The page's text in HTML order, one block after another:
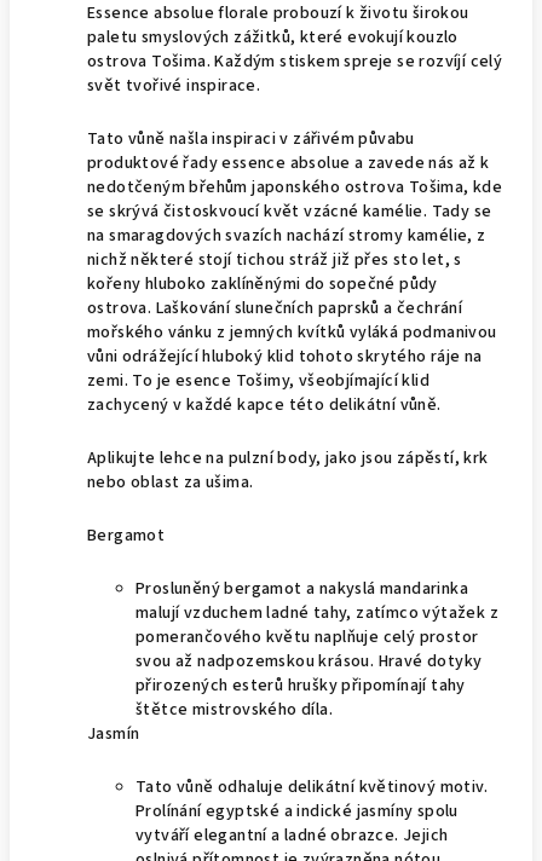
Essence absolue florale probouzí k životu širokou
paletu smyslových zážitků, které evokují kouzlo
ostrova Tošima. Každým stiskem spreje se rozvíjí celý
svět tvořivé inspirace.
Tato vůně našla inspiraci v zářivém půvabu
produktové řady essence absolue a zavede nás až k
nedotčeným břehům japonského ostrova Tošima, kde
se skrývá čistoskvoucí květ vzácné kamélie. Tady se
na smaragdových svazích nachází stromy kamélie, z
nichž některé stojí tichou stráž již přes sto let, s
kořeny hluboko zaklíněnými do sopečné půdy
ostrova. Laškování slunečních paprsků a čechrání
mořského vánku z jemných kvítků vyláká podmanivou
vůni odrážející hluboký klid tohoto skrytého ráje na
zemi. To je esence Tošimy, všeobjímající klid
zachycený v každé kapce této delikátní vůně.
Aplikujte lehce na pulzní body, jako jsou zápěstí, krk
nebo oblast za ušima.
Bergamot
Prosluněný bergamot a nakyslá mandarinka
malují vzduchem ladné tahy, zatímco výtažek z
pomerančového květu naplňuje celý prostor
svou až nadpozemskou krásou. Hravé dotyky
přirozených esterů hrušky připomínají tahy
štětce mistrovského díla.
Jasmín
Tato vůně odhaluje delikátní květinový motiv.
Prolínání egyptské a indické jasmíny spolu
vytváří elegantní a ladné obrazce. Jejich